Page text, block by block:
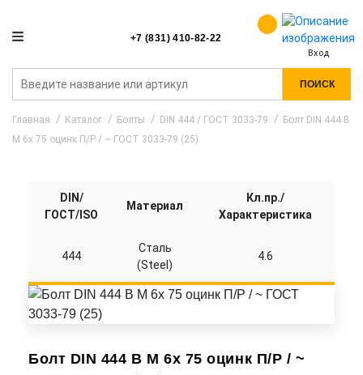
+7 (831) 410-82-22
Вход
ПОИСК
Главная Каталог Болты DIN 444 / ГОСТ 3033-79
Болт DIN 444 B
M 6x 75 оцинк П/Р / ~ ГОСТ 3033-79 (25)
Болт DIN 444 B M 6x 75 оцинк П/Р / ~
DIN/
ГОСТ/ISO
Материал
Кл.пр./
Характеристика
444
Сталь
(Steel)
4.6